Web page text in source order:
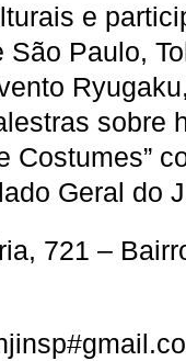
e
Paulo,
sobre
Costumes”
Geral do
721 –